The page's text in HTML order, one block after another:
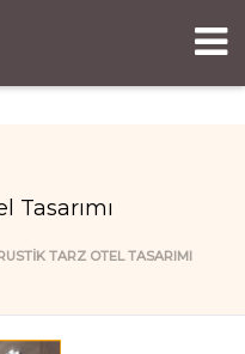
Tasarımı
TARZ OTEL TASARIMI